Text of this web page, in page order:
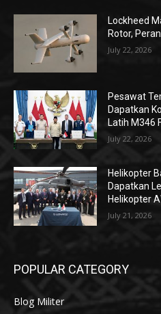
Lockheed
Rotor,
July 22, 2026
Pesawat
Dapatkan
Latih M346
July 22, 2026
Helikopter
Dapatkan
Helikopter
July 21, 2026
POPULAR CATEGORY
Blog Militer